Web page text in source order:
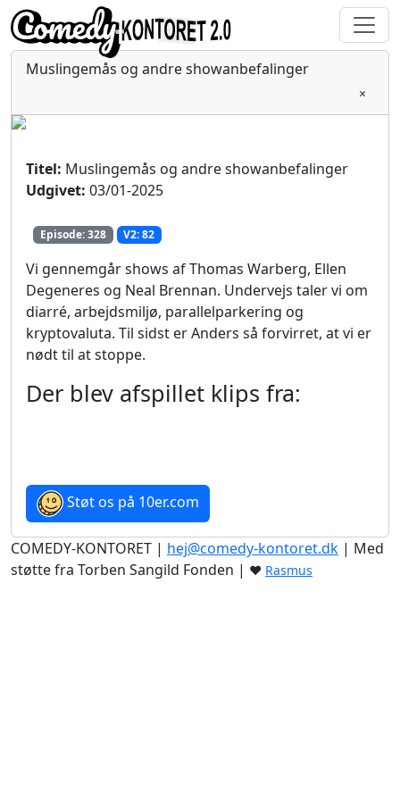
Muslingemås og andre showanbefalinger
×
Titel: Muslingemås og andre showanbefalinger
Udgivet: 03/01-2025
Episode: 328 V2: 82
Vi gennemgår shows af Thomas Warberg, Ellen
Degeneres og Neal Brennan. Undervejs taler vi om
diarré, arbejdsmiljø, parallelparkering og
kryptovaluta. Til sidst er Anders så forvirret, at vi er
nødt til at stoppe.
Der blev afspillet klips fra:
Støt os på 10er.com
COMEDY-KONTORET | hej@comedy-kontoret.dk | Med
støtte fra Torben Sangild Fonden | ♥ Rasmus